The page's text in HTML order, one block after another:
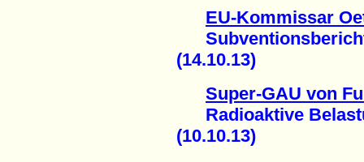
EU-Kommissar
Subventionsbericht
(14.10.13)
Super-GAU von
Radioaktive
(10.10.13)